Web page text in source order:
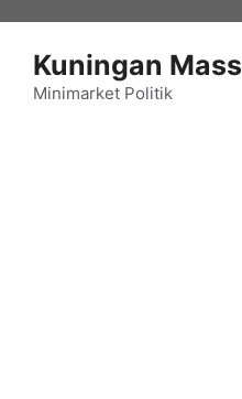
Kuningan Mass
Minimarket Politik